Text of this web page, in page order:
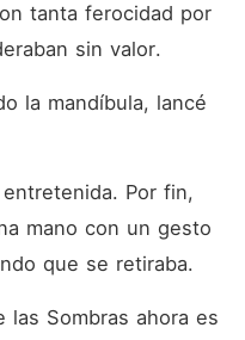
tanta ferocidad por
sin valor.
la mandíbula, lancé
Por fin,
mano con un gesto
que se retiraba.
las Sombras ahora es